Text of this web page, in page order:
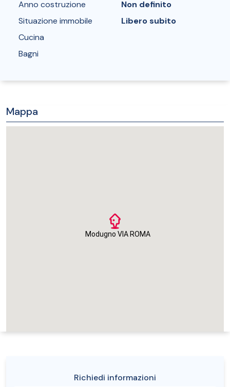
Anno costruzione
Non definito
Situazione immobile
Libero subito
Cucina
Bagni
Mappa
Modugno VIA ROMA
Richiedi informazioni